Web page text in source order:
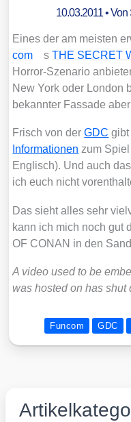
10.03.2011• Von
Eines der am meis­ten
com
sTHE SECRET
Hor­ror-Sze­na­rio
New York oder Lon­don
bekann­ter Fas­sa­de
Frisch von derGDC gibt
Infor­ma­tio­nen zum
Eng­lisch). Und auch
ich euch nicht
Das sieht alles sehr
kann ich mich noch gut
OF CONAN in den
A video used to be
was hos­ted on has shut
Funcom GDC